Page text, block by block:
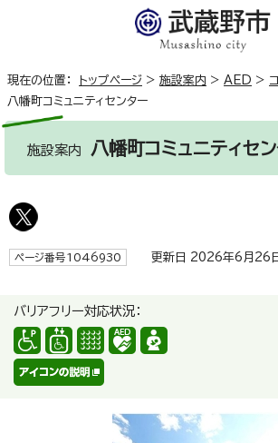
現在の位置： トップページ > 施設案内 > AED >
八幡町コミュニティセンター
施設案内 八幡町コミュニティセ
ページ番号1046930 更新日 2026年6月26
バリアフリー対応状況：